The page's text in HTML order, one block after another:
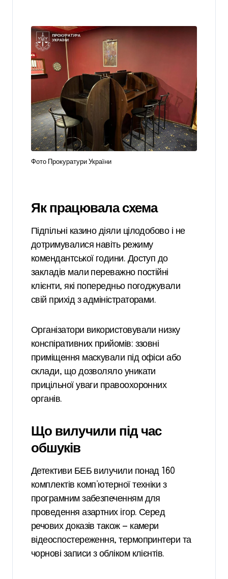
Фото Прокуратури України
Як працювала схема
Підпільні казино діяли цілодобово і не
дотримувалися навіть режиму
комендантської години. Доступ до
закладів мали переважно постійні
клієнти, які попередньо погоджували
свій прихід з адміністраторами.
Організатори використовували низку
конспіративних прийомів: ззовні
приміщення маскували під офіси або
склади, що дозволяло уникати
прицільної уваги правоохоронних
органів.
Що вилучили під час
обшуків
Детективи БЕБ вилучили понад 160
комплектів комп’ютерної техніки з
програмним забезпеченням для
проведення азартних ігор. Серед
речових доказів також — камери
відеоспостереження, термопринтери та
чорнові записи з обліком клієнтів.